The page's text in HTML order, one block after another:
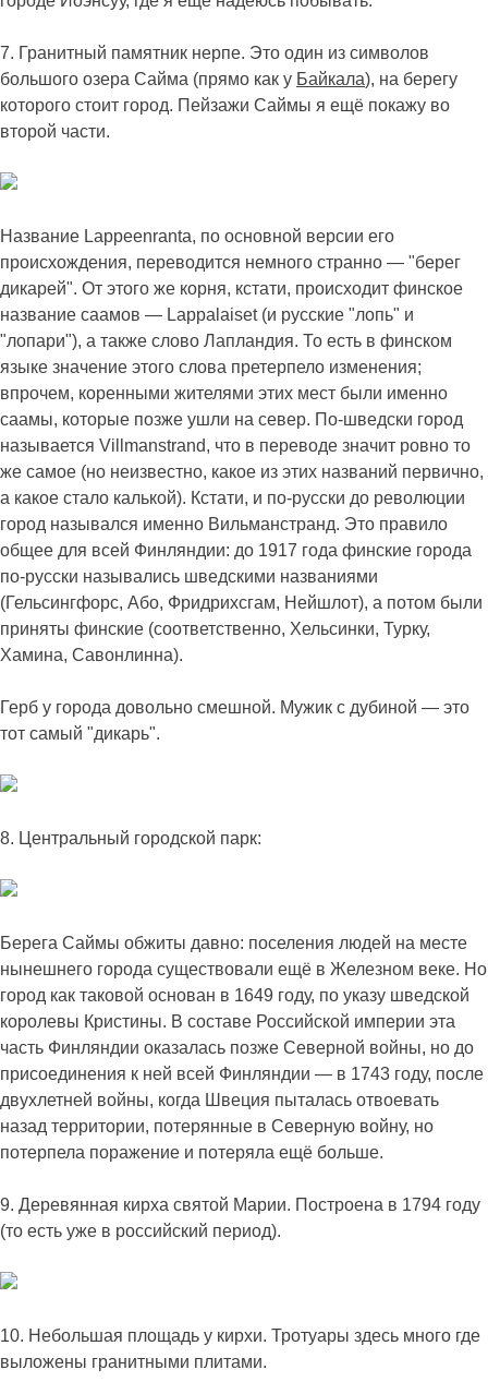
7. Гранитный памятник нерпе. Это один из символов
большого озера Сайма (прямо как у Байкала), на берегу
которого стоит город. Пейзажи Саймы я ещё покажу во
второй части.
Название Lappeenranta, по основной версии его
происхождения, переводится немного странно — "берег
дикарей". От этого же корня, кстати, происходит финское
название саамов — Lappalaiset (и русские "лопь" и
"лопари"), а также слово Лапландия. То есть в финском
языке значение этого слова претерпело изменения;
впрочем, коренными жителями этих мест были именно
саамы, которые позже ушли на север. По-шведски город
называется Villmanstrand, что в переводе значит ровно то
же самое (но неизвестно, какое из этих названий первично,
а какое стало калькой). Кстати, и по-русски до революции
город назывался именно Вильманстранд. Это правило
общее для всей Финляндии: до 1917 года финские города
по-русски назывались шведскими названиями
(Гельсингфорс, Або, Фридрихсгам, Нейшлот), а потом были
приняты финские (соответственно, Хельсинки, Турку,
Хамина, Савонлинна).
Герб у города довольно смешной. Мужик с дубиной — это
тот самый "дикарь".
8. Центральный городской парк:
Берега Саймы обжиты давно: поселения людей на месте
нынешнего города существовали ещё в Железном веке. Но
город как таковой основан в 1649 году, по указу шведской
королевы Кристины. В составе Российской империи эта
часть Финляндии оказалась позже Северной войны, но до
присоединения к ней всей Финляндии — в 1743 году, после
двухлетней войны, когда Швеция пыталась отвоевать
назад территории, потерянные в Северную войну, но
потерпела поражение и потеряла ещё больше.
9. Деревянная кирха святой Марии. Построена в 1794 году
(то есть уже в российский период).
10. Небольшая площадь у кирхи. Тротуары здесь много где
выложены гранитными плитами.